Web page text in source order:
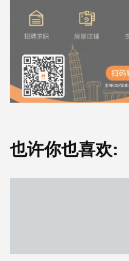
也许你也喜欢: